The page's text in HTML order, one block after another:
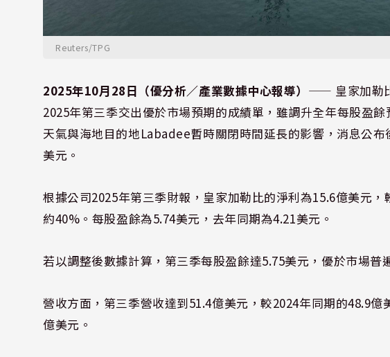
Reuters/TPG
2025年10月28日（優分析／產業數據中心報導） ⸺ 皇家加勒
2025年第三季交出優於市場預期的成績單，雖調升全年每股盈
天氣與海地目的地Labadee暫時關閉時間延長的影響，消息公
美元。
根據公司2025年第三季財報，皇家加勒比的淨利為15.6億美元
約40%。每股盈餘為5.74美元，去年同期為4.21美元。
若以調整後數據計算，第三季每股盈餘達5.75美元，優於市場普
營收方面，第三季營收達到51.4億美元，較2024年同期的48.9
億美元。